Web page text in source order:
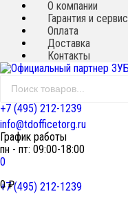
О компании
Гарантия и сервис
Оплата
Доставка
Контакты
+7 (495) 212-1239
info@tdofficetorg.ru
График работы
пн - пт: 09:00-18:00
0
0₽
+7 (495) 212-1239